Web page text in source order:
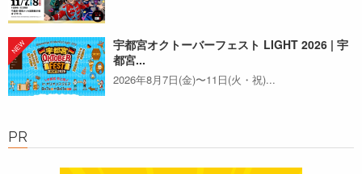
宇都宮オクトーバーフェスト LIGHT 2026 | 宇
都宮...
2026年8月7日(金)〜11日(火・祝)...
PR